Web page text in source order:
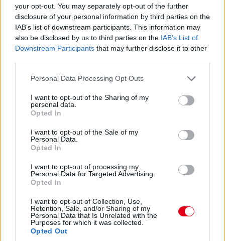
your opt-out. You may separately opt-out of the further
disclosure of your personal information by third parties on the
IAB’s list of downstream participants. This information may
also be disclosed by us to third parties on the IAB’s List of
Downstream Participants that may further disclose it to other
Please note that this website/app uses one or more Google
not limited to your visit or usage behaviour. You may click to
grant or deny consent to Google and its third-party tags to
use your data for below specified purposes in below Google
consent section.
Personal Data Processing Opt Outs
I want to opt-out of the Sharing of my
personal data.
Opted In
I want to opt-out of the Sale of my
Personal Data.
Opted In
I want to opt-out of processing my
Personal Data for Targeted Advertising.
Opted In
I want to opt-out of Collection, Use,
Retention, Sale, and/or Sharing of my
Personal Data that Is Unrelated with the
Purposes for which it was collected.
Opted Out
Húha! Makowiecki keresztülszáguldott az utolsó
sikánon, és elhagyta a diffúzorát! Aztán újabb darabok esnek
le az autóról, aminek elment a fékje a kritikus pillanatban a
versenyző elmondása szerint.
A hátsó gumikat le tudták ugyan cserélni, de megint
ugrálni kellett az autón, mert az emelő, az bizony továbbra
sem működik rendesen.
Hajjajj... A #31-es kerékcserén. Vajon most sima
A PR1 Mathiasen azóta sem jött ki, hivatalosan nem
estek ki, de semmi jele nincs annak, hogy ez az autó még
megmozdulna. Maradtak 45-en.